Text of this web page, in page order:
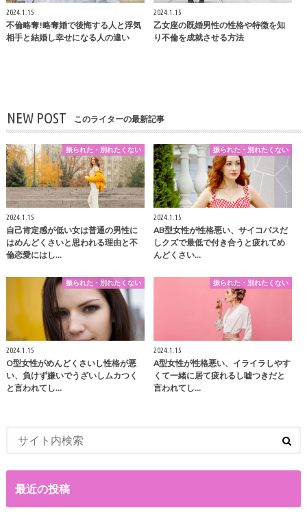
2024.1.15
不倫略奪!略奪婚で後悔する人と浮気
相手と結婚し幸せになる人の違い
2024.1.15
乙女座の既婚男性の性格や特徴を知
り不倫を成就させる方法
NEW POST このライターの最新記事
振られた・別れたくない
2024.1.15
自己肯定感が低い女は普通の男性に
はめんどくさいと思われる理由と不
倫恋愛にはし…
振られた・別れたくない
2024.1.15
AB型女性が性格悪い、サイコパスだ
しクズで最低で付き合うと疲れてめ
んどくさい…
振られた・別れたくない
2024.1.15
O型女性がめんどくさいし性格が悪
い、負けず嫌いでうざいしムカつく
と言われてし…
振られた・別れたくない
2024.1.15
A型女性が性格悪い、イライラしやす
くて一緒に居て疲れるし嘘つきだと
言われてし…
最近の投稿